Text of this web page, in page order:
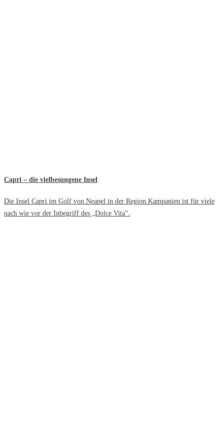
Capri – die vielbesungene Insel
Die Insel Capri im Golf von Neapel in der Region Kampanien ist für viele
nach wie vor der Inbegriff des „Dolce Vita“.